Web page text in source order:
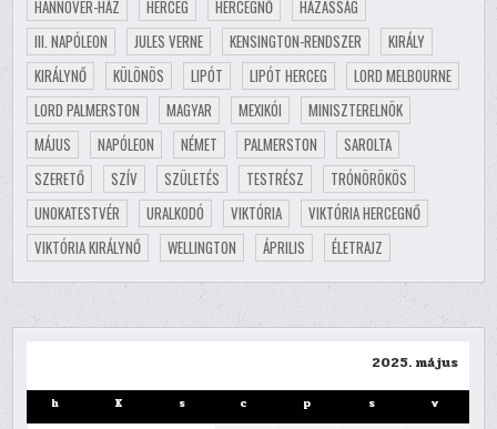
HANNOVER-HÁZ
HERCEG HERCEGNŐ
HÁZASSÁG
III. NAPÓLEON
JULES VERNE KENSINGTON-RENDSZER
KIRÁLY
KIRÁLYNŐ
KÜLÖNÖS LIPÓT LIPÓT HERCEG
LORD MELBOURNE
LORD PALMERSTON
MAGYAR MEXIKÓI
MINISZTERELNÖK
MÁJUS
NAPÓLEON NÉMET PALMERSTON
SAROLTA
SZERETŐ
SZÍV SZÜLETÉS TESTRÉSZ
TRÓNÖRÖKÖS
UNOKATESTVÉR
URALKODÓ VIKTÓRIA
VIKTÓRIA HERCEGNŐ
VIKTÓRIA KIRÁLYNŐ
WELLINGTON ÁPRILIS ÉLETRAJZ
2025. május
h K s c p s v